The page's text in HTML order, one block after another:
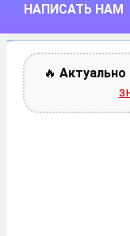
НАПИСАТЬ НАМ
🔥 Актуально